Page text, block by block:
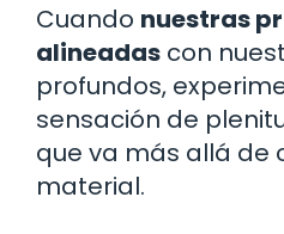
Cuando nuestras
alineadas con
profundos,
sensación de
que va más allá de
material.